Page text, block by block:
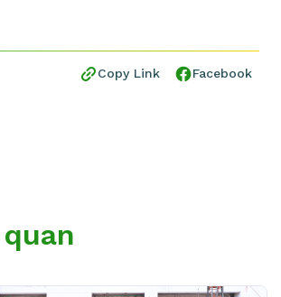
Copy Link Facebook